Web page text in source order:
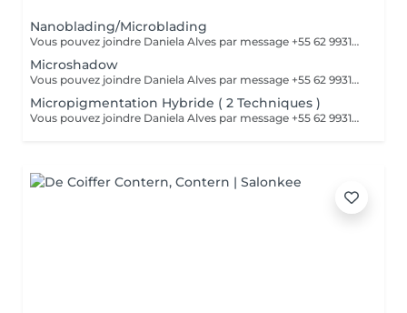
Nanoblading/Microblading
Vous pouvez joindre Daniela Alves par message +55 62 99310-0348 ou par téléphone 661898866
Microshadow
Vous pouvez joindre Daniela Alves par message +55 62 99310-0348 ou par téléphone 661898866
Micropigmentation Hybride ( 2 Techniques )
Vous pouvez joindre Daniela Alves par message +55 62 99310-0348 ou par téléphone 661898866